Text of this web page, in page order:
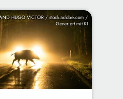
HUGO VICTOR / stock.adobe.com /
Generiert mit KI